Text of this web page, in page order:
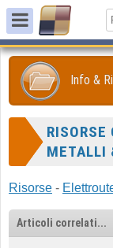
Info &
RISORSE
METALLI
Risorse -
Articoli correlati...